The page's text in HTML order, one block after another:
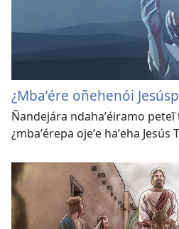
¿Mbaʼére oñehenói
Ñandejára ndahaʼéiramo
¿mbaʼérepa ojeʼe haʼeha Jesús